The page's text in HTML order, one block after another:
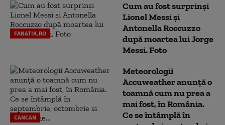
FANATIK.RO
Cum au fost surprinși
Lionel Messi și
Antonella Roccuzzo
după moartea lui Jorge
Messi. Foto
CANCAN
Meteorologii
Accuweather anunță o
toamnă cum nu prea a
mai fost, în România.
Ce se întâmplă în